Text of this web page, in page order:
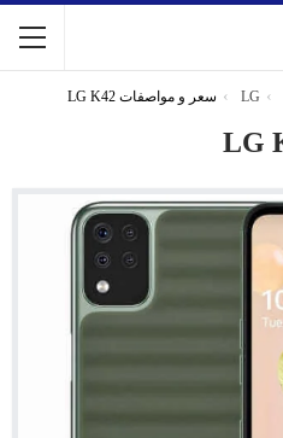
LG سعر و مواصفات LG K42